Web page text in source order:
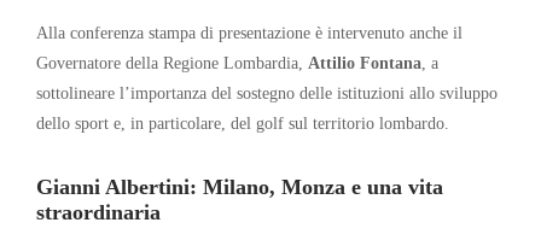
Alla conferenza stampa di presentazione è intervenuto anche il
Governatore della Regione Lombardia, Attilio Fontana , a
sottolineare l’importanza del sostegno delle istituzioni allo sviluppo
dello sport e, in particolare, del golf sul territorio lombardo.
Gianni Albertini: Milano, Monza e una vita
straordinaria